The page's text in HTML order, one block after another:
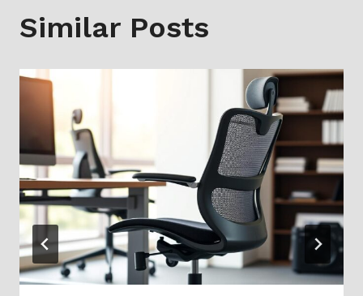
Similar Posts